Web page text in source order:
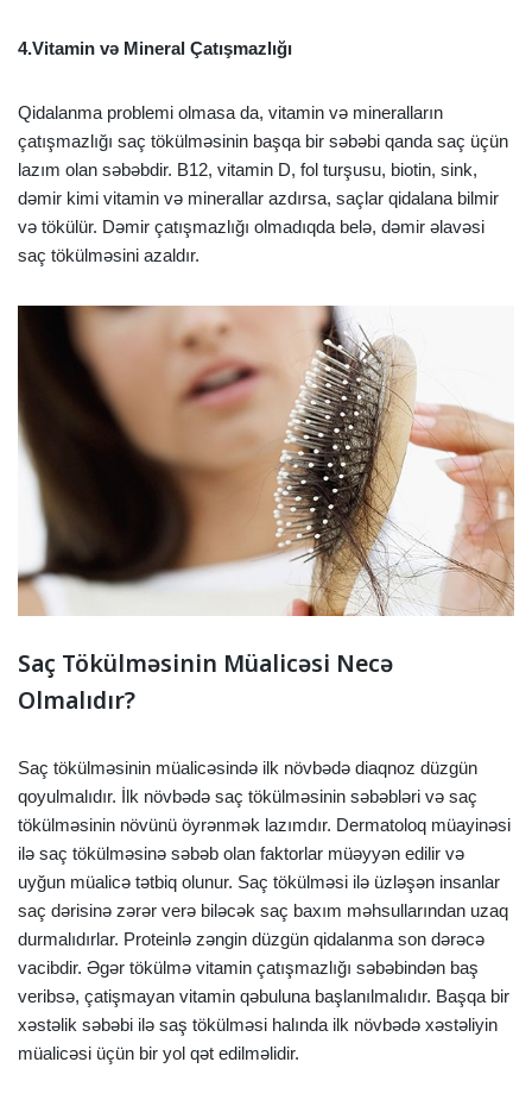
4.Vitamin və Mineral Çatışmazlığı
Qidalanma problemi olmasa da, vitamin və mineralların
çatışmazlığı saç tökülməsinin başqa bir səbəbi qanda saç üçün
lazım olan səbəbdir. B12, vitamin D, fol turşusu, biotin, sink,
dəmir kimi vitamin və minerallar azdırsa, saçlar qidalana bilmir
və tökülür. Dəmir çatışmazlığı olmadıqda belə, dəmir əlavəsi
saç tökülməsini azaldır.
Saç Tökülməsinin Müalicəsi Necə
Olmalıdır?
Saç tökülməsinin müalicəsində ilk növbədə diaqnoz düzgün
qoyulmalıdır. İlk növbədə saç tökülməsinin səbəbləri və saç
tökülməsinin növünü öyrənmək lazımdır. Dermatoloq müayinəsi
ilə saç tökülməsinə səbəb olan faktorlar müəyyən edilir və
uyğun müalicə tətbiq olunur. Saç tökülməsi ilə üzləşən insanlar
saç dərisinə zərər verə biləcək saç baxım məhsullarından uzaq
durmalıdırlar. Proteinlə zəngin düzgün qidalanma son dərəcə
vacibdir. Əgər tökülmə vitamin çatışmazlığı səbəbindən baş
veribsə, çatişmayan vitamin qəbuluna başlanılmalıdır. Başqa bir
xəstəlik səbəbi ilə saş tökülməsi halında ilk növbədə xəstəliyin
müalicəsi üçün bir yol qət edilməlidir.